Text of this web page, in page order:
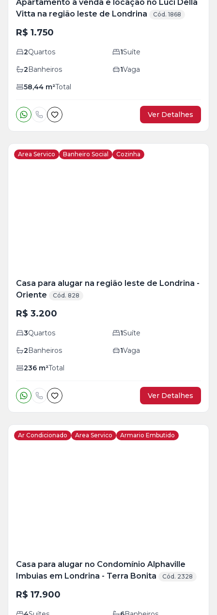
Apartamento à venda e locação no Luci Della
Vitta na região leste de Londrina
Cód. 1868
R$ 1.750
2Quartos 1Suíte
2Banheiros 1Vaga
58,44 m²Total
Ver Detalhes
Area Servico Banheiro Social Cozinha
Casa para alugar na região leste de Londrina -
Oriente
Cód. 828
R$ 3.200
3Quartos 1Suíte
2Banheiros 1Vaga
236 m²Total
Ver Detalhes
Ar Condicionado Area Servico Armario Embutido
Casa para alugar no Condomínio Alphaville
Imbuias em Londrina - Terra Bonita
Cód. 2328
R$ 17.900